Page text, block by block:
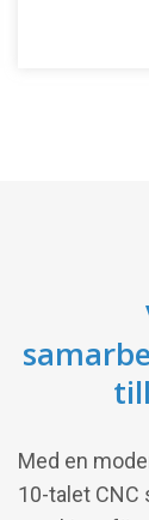
Med en
10-talet CNC